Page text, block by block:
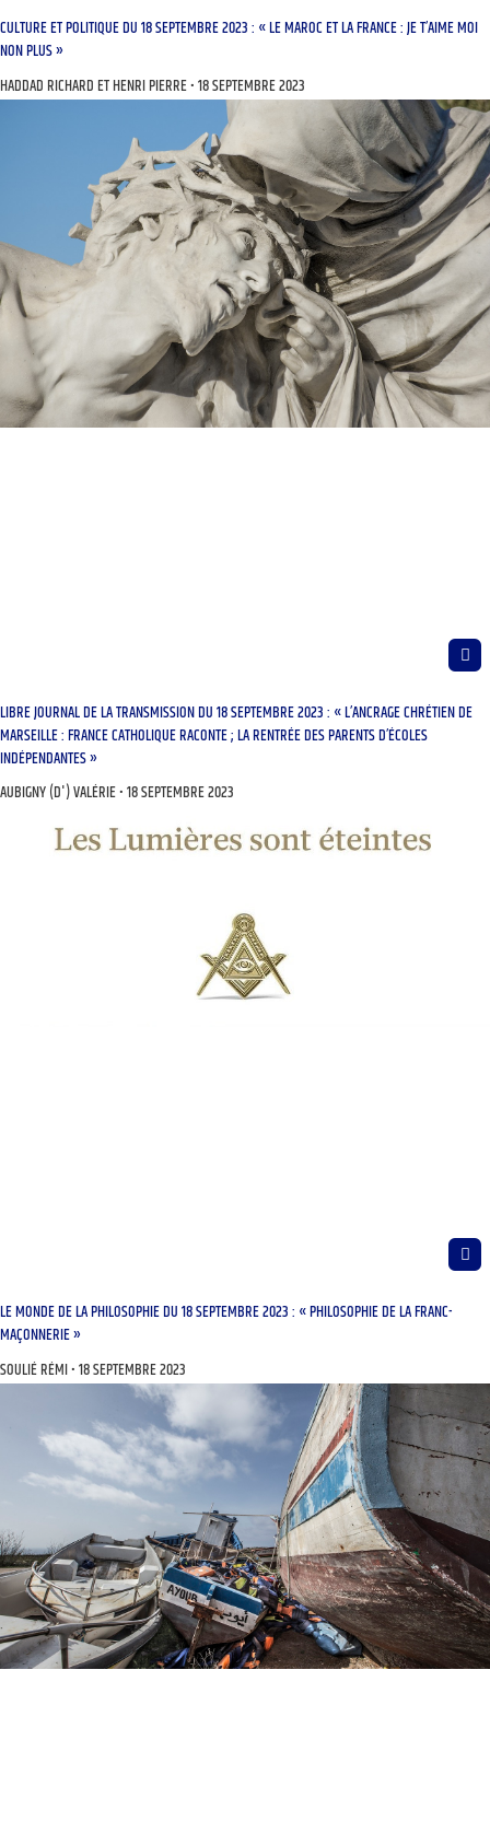
CULTURE ET POLITIQUE DU 18 SEPTEMBRE 2023 : « LE MAROC ET LA FRANCE : JE T’AIME MOI
NON PLUS »
HADDAD RICHARD ET HENRI PIERRE 18 SEPTEMBRE 2023
LIBRE JOURNAL DE LA TRANSMISSION DU 18 SEPTEMBRE 2023 : « L’ANCRAGE CHRÉTIEN DE
MARSEILLE : FRANCE CATHOLIQUE RACONTE ; LA RENTRÉE DES PARENTS D’ÉCOLES
INDÉPENDANTES »
AUBIGNY (D') VALÉRIE 18 SEPTEMBRE 2023
LE MONDE DE LA PHILOSOPHIE DU 18 SEPTEMBRE 2023 : « PHILOSOPHIE DE LA FRANC-
MAÇONNERIE »
SOULIÉ RÉMI 18 SEPTEMBRE 2023